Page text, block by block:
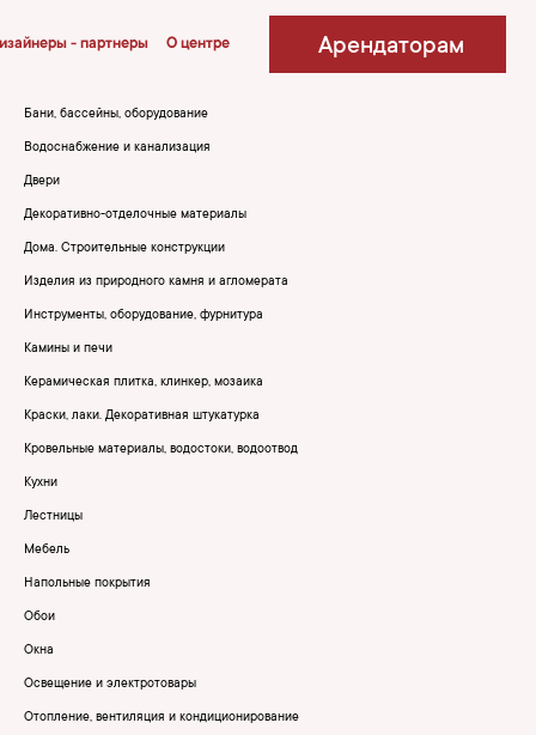
- партнеры О центре Арендаторам
Бани, бассейны, оборудование
Водоснабжение и канализация
Двери
Декоративно-отделочные материалы
Дома. Строительные конструкции
Изделия из природного камня и агломерата
Инструменты, оборудование, фурнитура
Камины и печи
Керамическая плитка, клинкер, мозаика
Краски, лаки. Декоративная штукатурка
Кровельные материалы, водостоки, водоотвод
Кухни
Лестницы
Мебель
Напольные покрытия
Обои
Окна
Освещение и электротовары
Отопление, вентиляция и кондиционирование